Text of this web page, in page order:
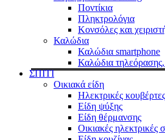
Ποντίκια
Πληκτρολόγια
Κονσόλες και
Καλώδια
Καλώδια smartphone
Καλώδια
ΣΠΙΤΙ
Οικιακά είδη
Ηλεκτρικές
Είδη ψύξης
Είδη θέρμανσης
Οικιακές ηλεκτρικές